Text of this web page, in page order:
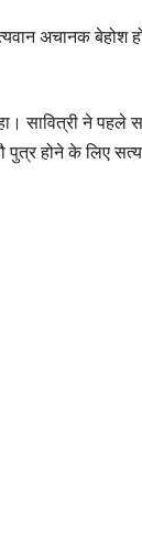
अचानक बेहोश
सावित्री ने
होने के लिए